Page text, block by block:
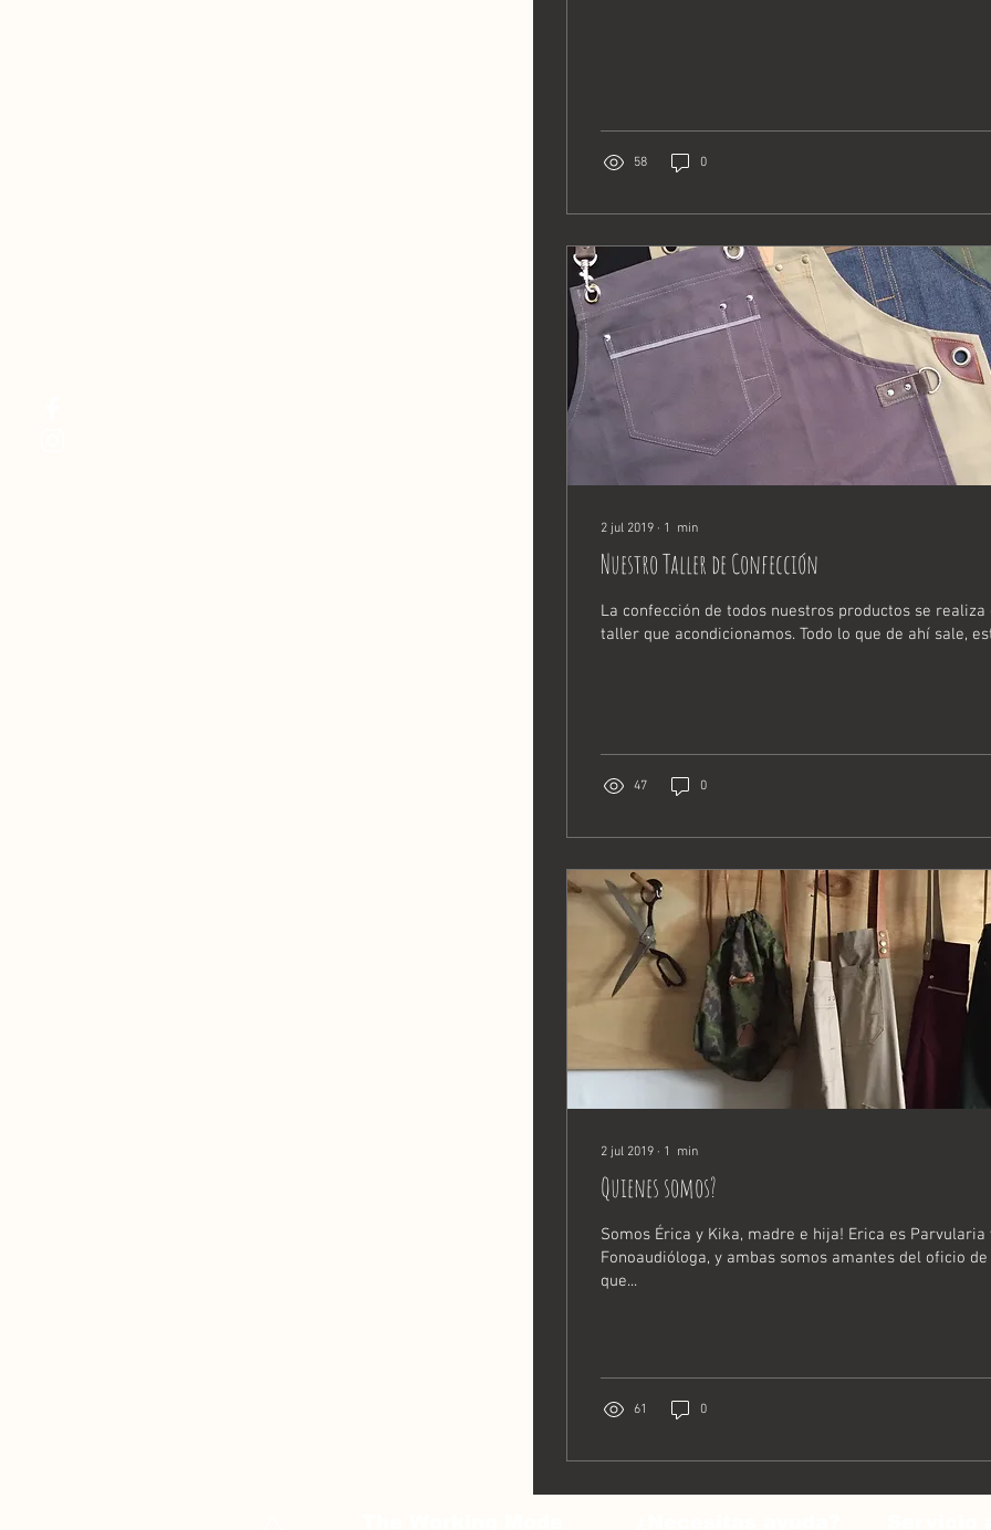
58 0
2 jul 2019 ∙ 1 min
Nuestro Taller de Confección
La confección de todos nuestros productos se realiza
taller que acondicionamos. Todo lo que de ahí sale,
47 0
2 jul 2019 ∙ 1 min
Quienes somos?
Somos Érica y Kika, madre e hija! Erica es Parvularia
Fonoaudióloga, y ambas somos amantes del oficio
que...
61 0